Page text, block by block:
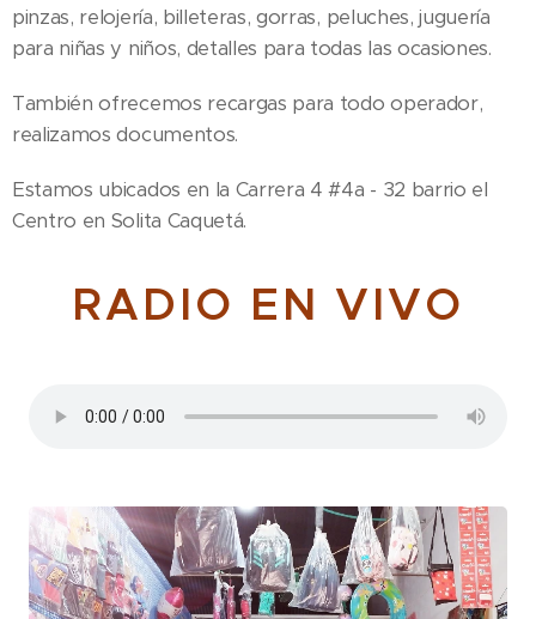
pinzas, relojería, billeteras, gorras, peluches, juguería
para niñas y niños, detalles para todas las ocasiones.
También ofrecemos recargas para todo operador,
realizamos documentos.
Estamos ubicados en la Carrera 4 #4a - 32 barrio el
Centro en Solita Caquetá.
RADIO EN VIVO